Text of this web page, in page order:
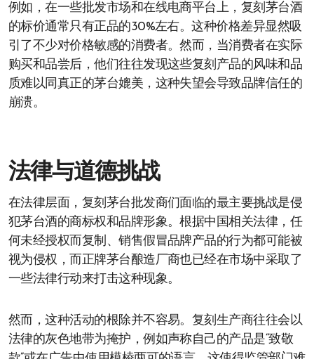
例如，在一些批发市场和在线电商平台上，复刻茅台酒
的标价通常只有正品的30%左右。这种价格差异显然吸
引了不少对价格敏感的消费者。然而，当消费者在实际
购买和品尝后，他们往往发现这些复刻产品的风味和品
质难以同真正的茅台媲美，这种失望会导致品牌信任的
崩溃。
法律与道德挑战
在法律层面，复刻茅台批发商们面临的最主要挑战是侵
犯茅台酒的商标权和品牌形象。根据中国相关法律，任
何未经授权而复制、销售假冒品牌产品的行为都可能被
视为侵权，而正牌茅台酿造厂商也已经在市场中采取了
一些法律行动来打击这种现象。
然而，这种活动的根除并不容易。复刻生产商往往会以
法律的灰色地带为掩护，例如声称自己的产品是“致敬